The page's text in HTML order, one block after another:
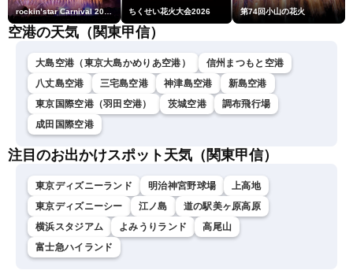
ちくせい花火大会2026 第74回小山の花火
空港の天気（関東甲信）
大島空港（東京大島かめりあ空港）
信州まつもと空港
八丈島空港
三宅島空港 神津島空港
新島空港
東京国際空港（羽田空港）
茨城空港
調布飛行場
成田国際空港
注目のお出かけスポット天気（関東甲信）
東京ディズニーランド 明治神宮野球場
上高地
東京ディズニーシー
江ノ島
道の駅美ヶ原高原
横浜スタジアム
よみうりランド
高尾山
富士急ハイランド